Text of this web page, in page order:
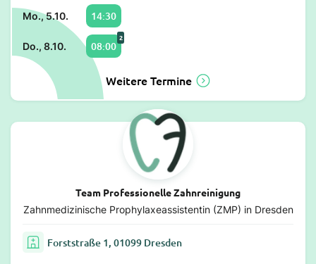
Mo., 5.10. 14:30
Do., 8.10. 08:00
2
Weitere Termine
Team Professionelle Zahnreinigung
Zahnmedizinische Prophylaxeassistentin (ZMP) in Dresden
Forststraße 1, 01099 Dresden